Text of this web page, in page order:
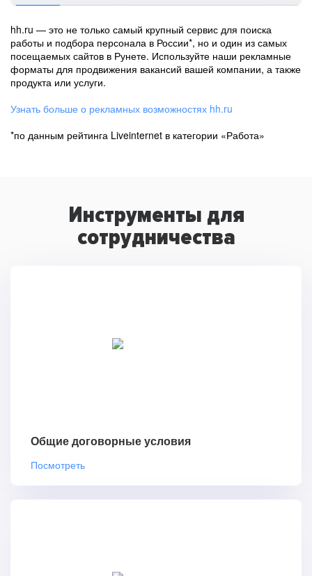
hh.ru — это не только самый крупный сервис для поиска
работы и подбора персонала в России*, но и один из самых
посещаемых сайтов в Рунете. Используйте наши рекламные
форматы для продвижения вакансий вашей компании, а также
продукта или услуги.
Узнать больше о рекламных возможностях hh.ru
*по данным рейтинга Liveinternet в категории «Работа»
Инструменты для
сотрудничества
Общие договорные условия
Посмотреть